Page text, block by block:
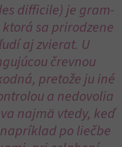
difficile) je gram-
sa prirodzene
aj zvierat. U
črevnou
pretože ju iné
a nedovolia
najmä vtedy, keď
po liečbe